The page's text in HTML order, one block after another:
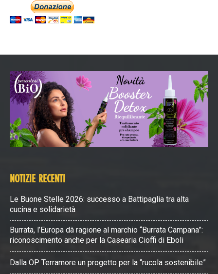
NOTIZIE RECENTI
Le Buone Stelle 2026: successo a Battipaglia tra alta
cucina e solidarietà
Burrata, l’Europa dà ragione al marchio “Burrata Campana”:
riconoscimento anche per la Casearia Cioffi di Eboli
Dalla OP Terramore un progetto per la “rucola sostenibile”